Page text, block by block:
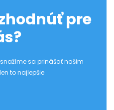
pre
sa prinášať našim
to najlepšie